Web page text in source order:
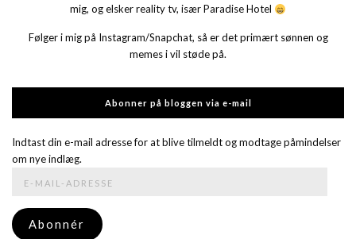
mig, og elsker reality tv, især Paradise Hotel
Følger i mig på Instagram/Snapchat, så er det primært sønnen og
memes i vil støde på.
Abonner på bloggen via e-mail
Indtast din e-mail adresse for at blive tilmeldt og modtage påmindelser
om nye indlæg.
adresse
Abonnér